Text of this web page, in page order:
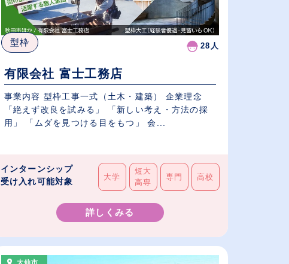
型枠 28人
有限会社 富士工務店
事業内容 型枠工事一式（土木・建築） 企業理念
「絶えず改良を試みる」 「新しい考え・方法の採
用」 「ムダを見つける目をもつ」 会...
インターンシップ
受け入れ可能対象
大学
短大
高専
専門 高校
詳しくみる
大仙市